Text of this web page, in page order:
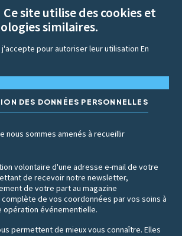
Ce site utilise des cookies et
similaires.
j'accepte pour autoriser leur utilisationEn
DES DONNÉES PERSONNELLES
nous sommes amenés à recueillir
volontaire d'une adresse e-mail de votre
de recevoir notre newsletter,
de votre part au magazine
de vos coordonnées par vos soins à
opération événementielle.
permettent de mieux vous connaître. Elles